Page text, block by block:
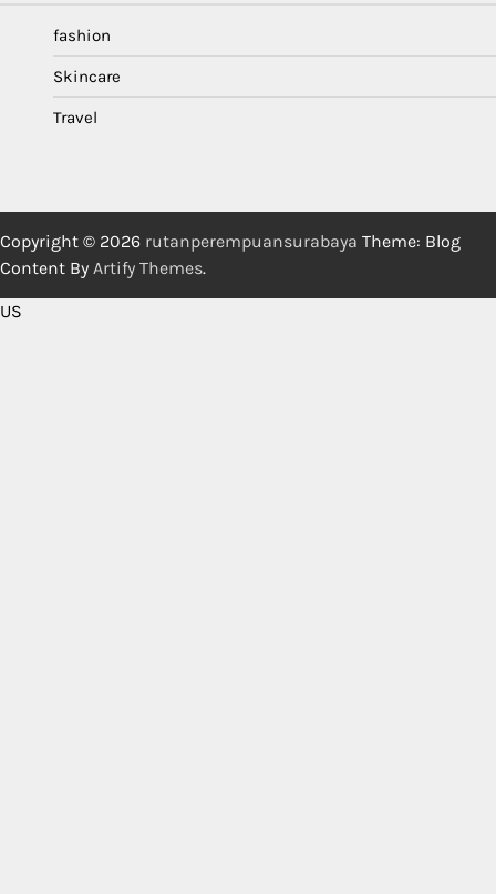
fashion
Skincare
Travel
Copyright © 2026 rutanperempuansurabaya Theme: Blog
Content By Artify Themes.
US